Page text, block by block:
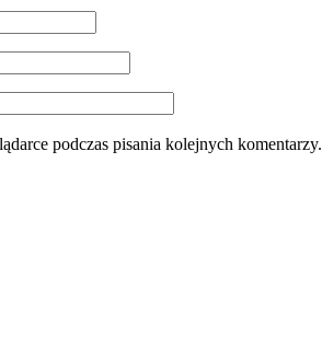
podczas pisania kolejnych komentarzy.